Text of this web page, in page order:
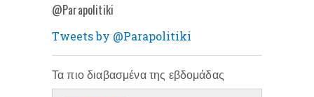
@Parapolitiki
Tweets by @Parapolitiki
Τα πιο διαβασμένα της εβδομάδας